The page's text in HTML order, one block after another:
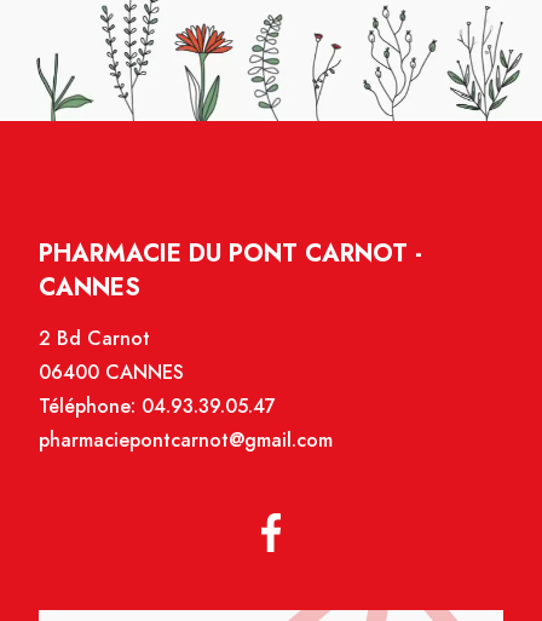
PHARMACIE DU PONT CARNOT -
CANNES
2 Bd Carnot
06400 CANNES
Téléphone: 04.93.39.05.47
pharmaciepontcarnot@gmail.com